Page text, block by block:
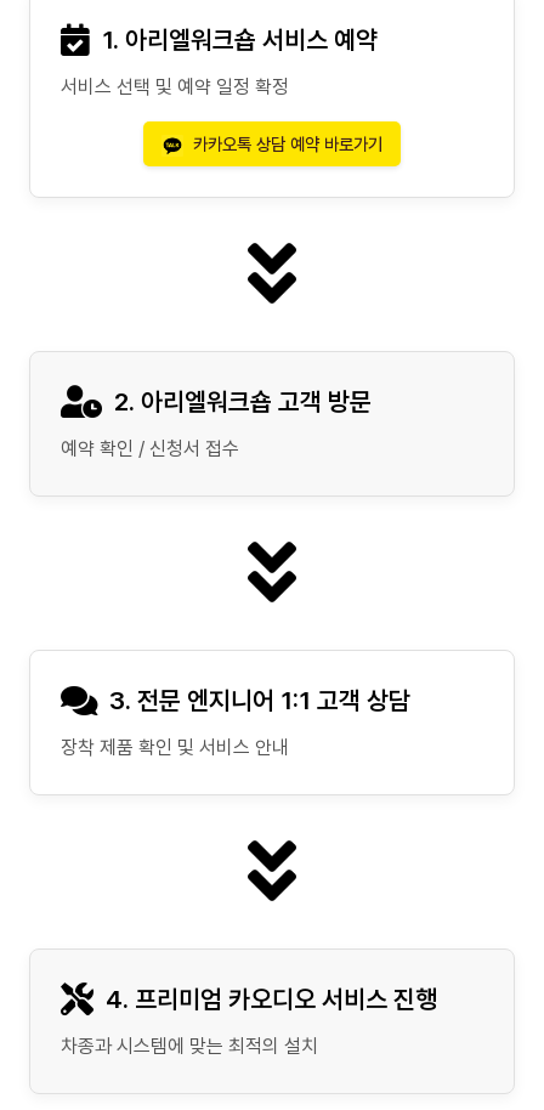
1. 아리엘워크숍 서비스 예약
서비스 선택 및 예약 일정 확정
카카오톡 상담 예약 바로가기
2. 아리엘워크숍 고객 방문
예약 확인 / 신청서 접수
3. 전문 엔지니어 1:1 고객 상담
장착 제품 확인 및 서비스 안내
4. 프리미엄 카오디오 서비스 진행
차종과 시스템에 맞는 최적의 설치